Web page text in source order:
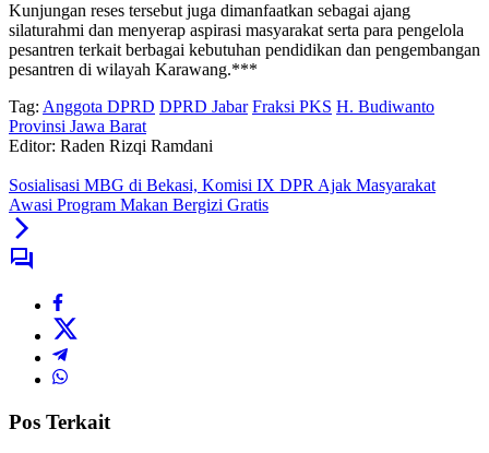
Kunjungan reses tersebut juga dimanfaatkan sebagai ajang
silaturahmi dan menyerap aspirasi masyarakat serta para pengelola
pesantren terkait berbagai kebutuhan pendidikan dan pengembangan
pesantren di wilayah Karawang.***
Tag: Anggota DPRD DPRD Jabar Fraksi PKS H. Budiwanto
Provinsi Jawa Barat
Editor: Raden Rizqi Ramdani
Sosialisasi MBG di Bekasi, Komisi IX DPR Ajak Masyarakat
Awasi Program Makan Bergizi Gratis
Pos Terkait